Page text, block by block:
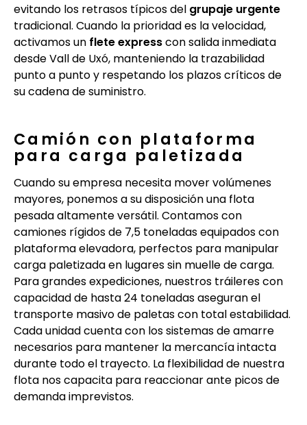
evitando los retrasos típicos del grupaje urgente
tradicional. Cuando la prioridad es la velocidad,
activamos un flete expresscon salida inmediata
desde Vall de Uxó, manteniendo la trazabilidad
punto a punto y respetando los plazos críticos de
su cadena de suministro.
Camión con plataforma
para carga paletizada
Cuando su empresa necesita mover volúmenes
mayores, ponemos a su disposición una flota
pesada altamente versátil. Contamos con
camiones rígidos de 7,5 toneladas equipados con
plataforma elevadora, perfectos para manipular
carga paletizada en lugares sin muelle de carga.
Para grandes expediciones, nuestros tráileres con
capacidad de hasta 24 toneladas aseguran el
transporte masivo de paletas con total estabilidad.
Cada unidad cuenta con los sistemas de amarre
necesarios para mantener la mercancía intacta
durante todo el trayecto. La flexibilidad de nuestra
flota nos capacita para reaccionar ante picos de
demanda imprevistos.